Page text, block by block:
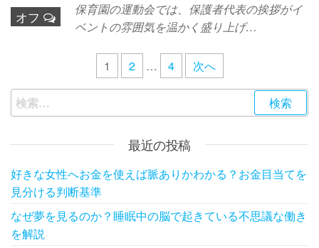
オフ
保育園の運動会では、保護者代表の挨拶がイ
ベントの雰囲気を温かく盛り上げ…
稿
の
ペ
ー
ジ
送
り
1 2 … 4
次へ
検
索:
最近の投稿
好きな女性へお金を使えば脈ありかわかる？お金目当てを
見分ける判断基準
なぜ夢を見るのか？睡眠中の脳で起きている不思議な働き
を解説